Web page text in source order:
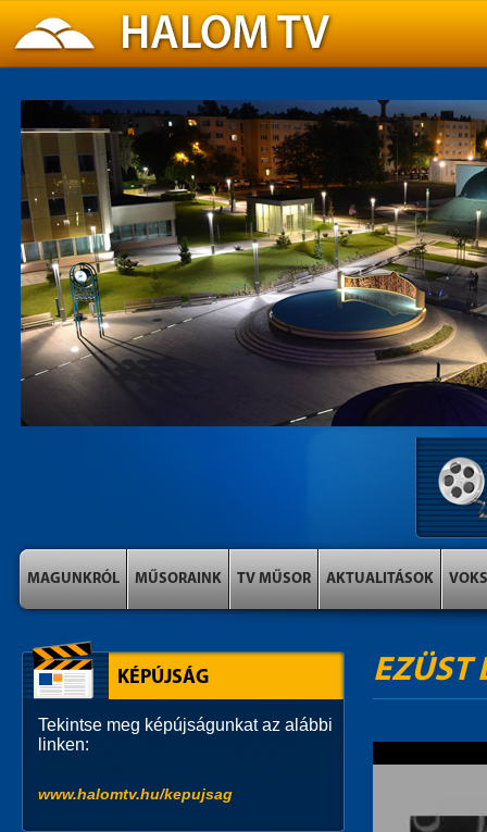
MAGUNKRÓL MŰSORAINK TV MŰSOR AKTUALITÁSOK VOKS
EZÜST
KÉPÚJSÁG
Tekintse meg képújságunkat az alábbi
linken:
www.halomtv.hu/kepujsag